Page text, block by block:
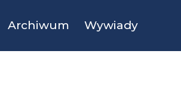
Archiwum Wywiady